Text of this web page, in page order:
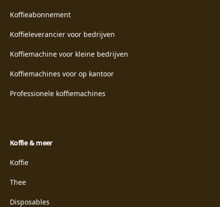
Koffieabonnement
Koffieleverancier voor bedrijven
Koffiemachine voor kleine bedrijven
Koffiemachines voor op kantoor
Professionele koffiemachines
Koffie & meer
Koffie
Thee
Disposables